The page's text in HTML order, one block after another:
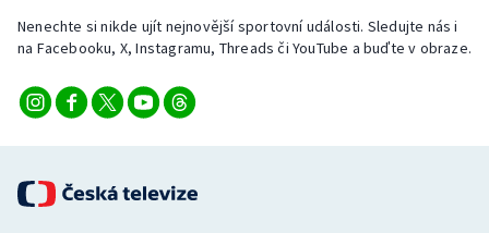
Plavání
Rychlobruslení
Nenechte si nikde ujít nejnovější sportovní události. Sledujte nás i
na Facebooku, X, Instagramu, Threads či YouTube a buďte v obraze.